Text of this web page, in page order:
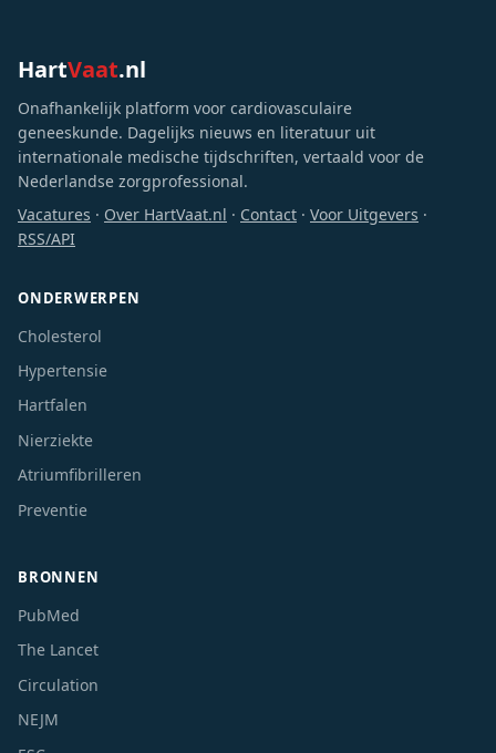
HartVaat.nl
Onafhankelijk platform voor cardiovasculaire
geneeskunde. Dagelijks nieuws en literatuur uit
internationale medische tijdschriften, vertaald voor de
Nederlandse zorgprofessional.
Vacatures · Over HartVaat.nl · Contact · Voor Uitgevers ·
RSS/API
ONDERWERPEN
Cholesterol
Hypertensie
Hartfalen
Nierziekte
Atriumfibrilleren
Preventie
BRONNEN
PubMed
The Lancet
Circulation
NEJM